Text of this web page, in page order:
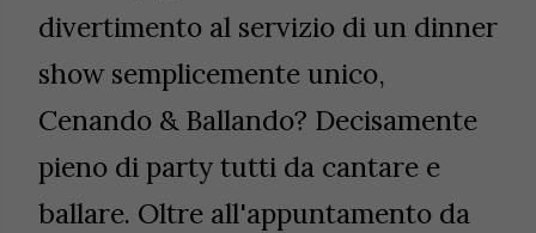
divertimento al servizio di un dinner
show semplicemente unico,
Cenando & Ballando? Decisamente
pieno di party tutti da cantare e
ballare. Oltre all'appuntamento da